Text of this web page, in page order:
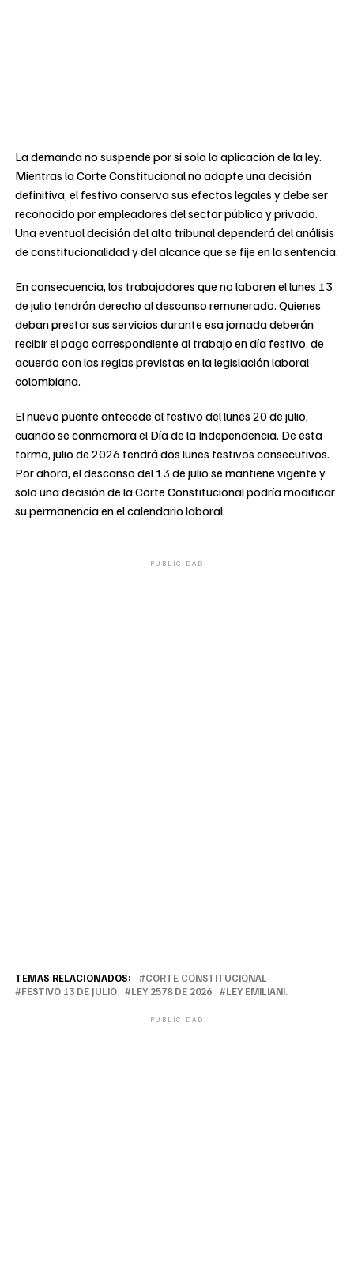
La demanda no suspende por sí sola la aplicación de la ley.
Mientras la Corte Constitucional no adopte una decisión
definitiva, el festivo conserva sus efectos legales y debe ser
reconocido por empleadores del sector público y privado.
Una eventual decisión del alto tribunal dependerá del análisis
de constitucionalidad y del alcance que se fije en la sentencia.
En consecuencia, los trabajadores que no laboren el lunes 13
de julio tendrán derecho al descanso remunerado. Quienes
deban prestar sus servicios durante esa jornada deberán
recibir el pago correspondiente al trabajo en día festivo, de
acuerdo con las reglas previstas en la legislación laboral
colombiana.
El nuevo puente antecede al festivo del lunes 20 de julio,
cuando se conmemora el Día de la Independencia. De esta
forma, julio de 2026 tendrá dos lunes festivos consecutivos.
Por ahora, el descanso del 13 de julio se mantiene vigente y
solo una decisión de la Corte Constitucional podría modificar
su permanencia en el calendario laboral.
PUBLICIDAD
TEMAS RELACIONADOS:
CORTE CONSTITUCIONAL
FESTIVO 13 DE JULIO
LEY 2578 DE 2026 LEY EMILIANI.
PUBLICIDAD